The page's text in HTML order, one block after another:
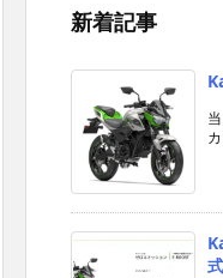
新着記事